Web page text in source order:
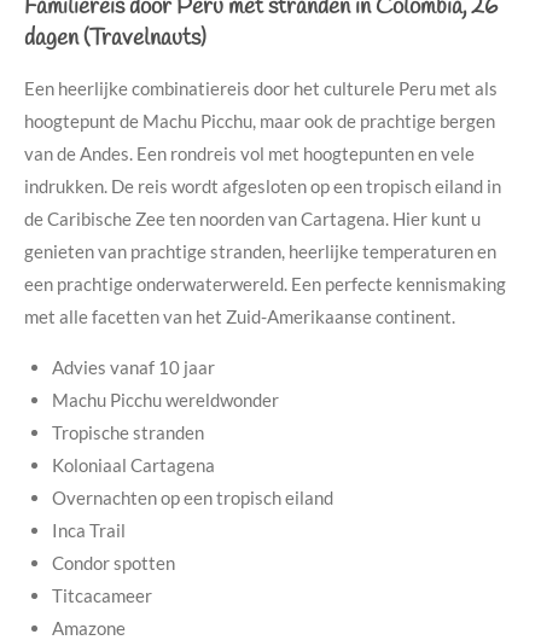
Familiereis door Peru met stranden in Colombia, 26
dagen (Travelnauts)
Een heerlijke combinatiereis door het culturele Peru met als
hoogtepunt de Machu Picchu, maar ook de prachtige bergen
van de Andes. Een rondreis vol met hoogtepunten en vele
indrukken. De reis wordt afgesloten op een tropisch eiland in
de Caribische Zee ten noorden van Cartagena. Hier kunt u
genieten van prachtige stranden, heerlijke temperaturen en
een prachtige onderwaterwereld. Een perfecte kennismaking
met alle facetten van het Zuid-Amerikaanse continent.
Advies vanaf 10 jaar
Machu Picchu wereldwonder
Tropische stranden
Koloniaal Cartagena
Overnachten op een tropisch eiland
Inca Trail
Condor spotten
Titcacameer
Amazone